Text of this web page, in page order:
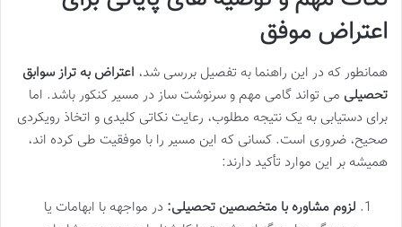
اعتراض موفق
همانطور که در این راهنما به تفصیل بررسی شد، اعتراض به تراز سوابق
تحصیلی می تواند گامی مهم و سرنوشت ساز در مسیر کنکور باشد. اما
برای دستیابی به یک نتیجه مطلوب، رعایت نکاتی کلیدی و اتخاذ رویکردی
صحیح، ضروری است. کسانی که این مسیر را با موفقیت طی کرده اند،
همیشه بر این موارد تأکید دارند:
لزوم مشاوره با متخصصین تحصیلی: در مواجهه با ابهامات یا